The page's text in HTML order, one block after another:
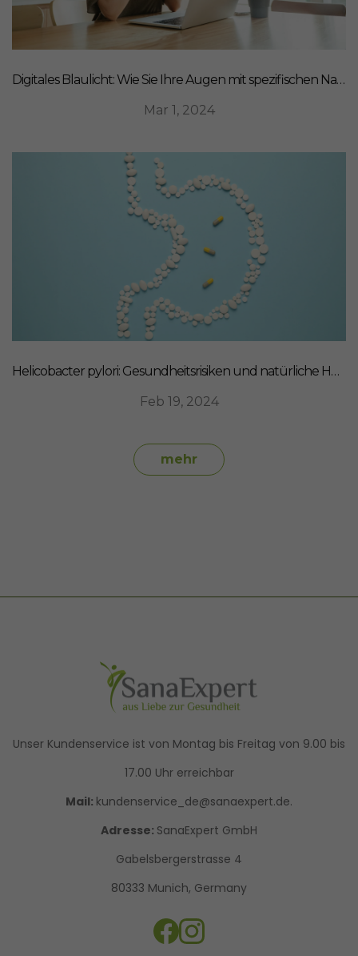
Digitales Blaulicht: Wie Sie Ihre Augen mit spezifischen Nahrungsergänzungsmitteln schützen können
Mar 1, 2024
Helicobacter pylori: Gesundheitsrisiken und natürliche Heilmittel
Feb 19, 2024
mehr
Unser Kundenservice ist von Montag bis Freitag von 9.00 bis
17.00 Uhr erreichbar
Mail: kundenservice_de@sanaexpert.de.
Adresse: SanaExpert GmbH
Gabelsbergerstrasse 4
80333 Munich, Germany